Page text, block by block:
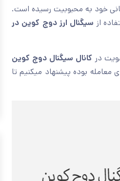
خود به محبوبیت رسیده است.
از سیگنال ارز دوج کوین در
کانال سیگنال دوج کوین
معامله بوده پیشنهاد میکنیم تا